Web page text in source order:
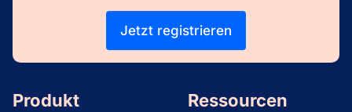
Jetzt registrieren
Produkt Ressourcen